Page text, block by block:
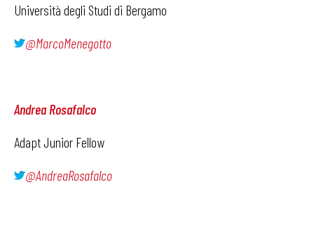
Università degli Studi di Bergamo
@MarcoMenegotto
Andrea Rosafalco
Adapt Junior Fellow
@AndreaRosafalco